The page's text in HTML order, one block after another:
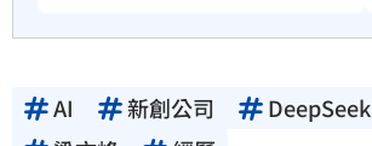
AI 新創公司 DeepSeek